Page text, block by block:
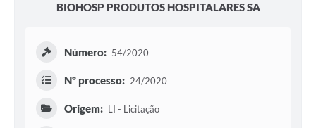
BIOHOSP PRODUTOS HOSPITALARES SA
Número: 54/2020
Nº processo: 24/2020
Origem: LI - Licitação